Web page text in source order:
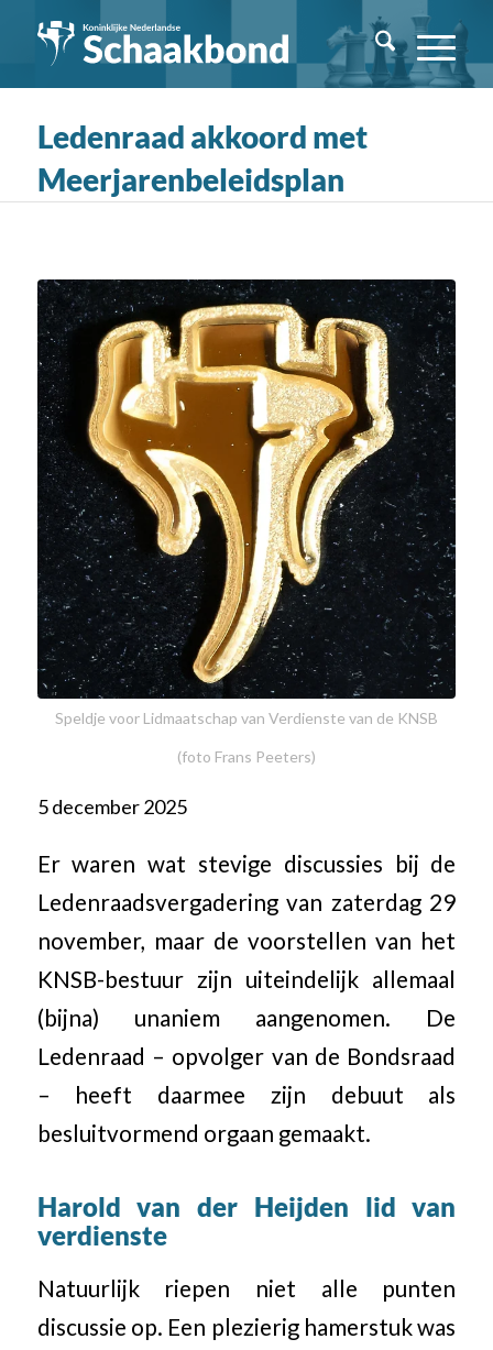
Ledenraad akkoord met
Meerjarenbeleidsplan
Speldje voor Lidmaatschap van Verdienste van de KNSB
(foto Frans Peeters)
5 december 2025
Er waren wat stevige discussies bij de
Ledenraadsvergadering van zaterdag 29
november, maar de voorstellen van het
KNSB-bestuur zijn uiteindelijk allemaal
(bijna) unaniem aangenomen. De
Ledenraad – opvolger van de Bondsraad
– heeft daarmee zijn debuut als
besluitvormend orgaan gemaakt.
Harold van der Heijden lid van
verdienste
Natuurlijk riepen niet alle punten
discussie op. Een plezierig hamerstuk was